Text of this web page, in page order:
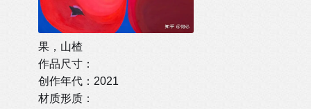
果，山楂
作品尺寸：
创作年代：2021
材质形质：